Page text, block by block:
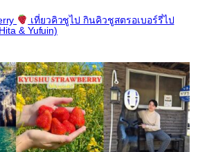
เที่ยวคิวชูไป กินคิวชูสตรอเบอร์รี่ไป
& Yufuin)